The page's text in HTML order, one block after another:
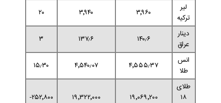
لیر
ترکیه
۳٬۹۶۰ ۳٬۹۴۰
۲۰
دینار
عراق
۱۴۰٫۶ ۱۳۷٫۶
۳
انس
طلا
۴٬۵۵۵٫۳۷ ۴٬۵۴۰٫۰۷
۱۵٫۳۰
طلای
۱۸
۱۹٬۰۶۹٬۲۰۰ ۱۹٬۳۲۲٬۰۰۰ ۲۵۲٬۸۰۰-